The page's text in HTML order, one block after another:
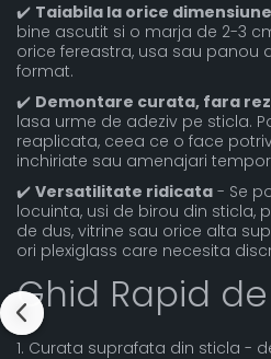
✔️ Taiabila la orice dimensiune
bine ascutit si o marja de 2-3
orice fereastra, usa sau panou
format.
✔️ Demontare curata, fara
lasa urme de adeziv pe sticla.
reaplicata, ceea ce o face
inchiriate sau amenajari
✔️ Versatilitate ridicata - Se
locuinta, usi de birou din sticla,
de dus, vitrine sau orice alta
ori plexiglass care necesita
Ghid Rapid
1. Curata suprafata din sticla -